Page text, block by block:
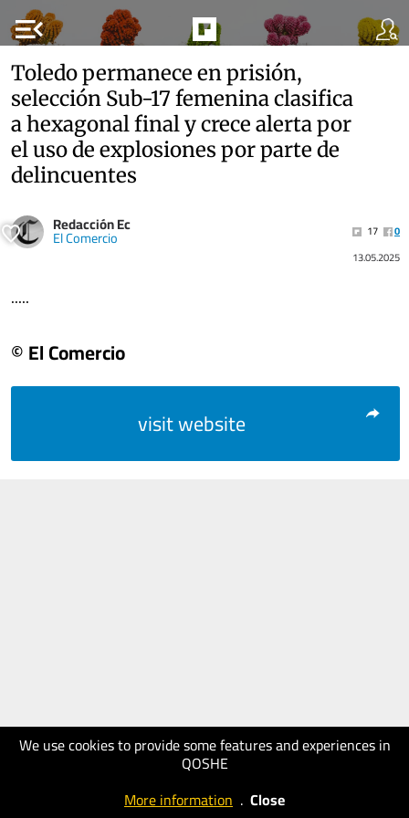
menu_open
We use cookies to provide some features and experiences in
QOSHE
More information . Close
Toledo permanece en prisión,
selección Sub-17 femenina clasifica
a hexagonal final y crece alerta por
el uso de explosiones por parte de
delincuentes
Redacción Ec
El Comercio 17
0
13.05.2025
.....
© El Comercio
visit website